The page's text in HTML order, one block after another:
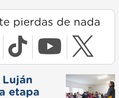
pierdas de nada
Luján
etapa